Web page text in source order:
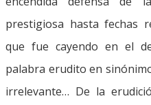
prestigiosa hasta fechas
que fue cayendo en el
palabra erudito en
irrelevante… De la